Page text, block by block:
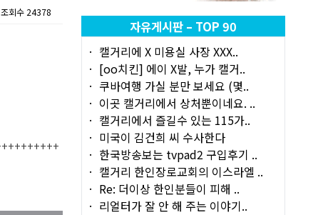
조회수 24378
자유게시판 – TOP 90
캘거리에 X 미용실 사장 XXX..
[oo치킨] 에이 X발, 누가 캘거..
쿠바여행 가실 분만 보세요 (몇..
이곳 캘거리에서 상처뿐이네요. ..
캘거리에서 즐길수 있는 115가..
미국이 김건희 씨 수사한다
한국방송보는 tvpad2 구입후기 ..
캘거리 한인장로교회의 이스라엘 ..
Re: 더이상 한인분들이 피해 ..
리얼터가 잘 안 해 주는 이야기..